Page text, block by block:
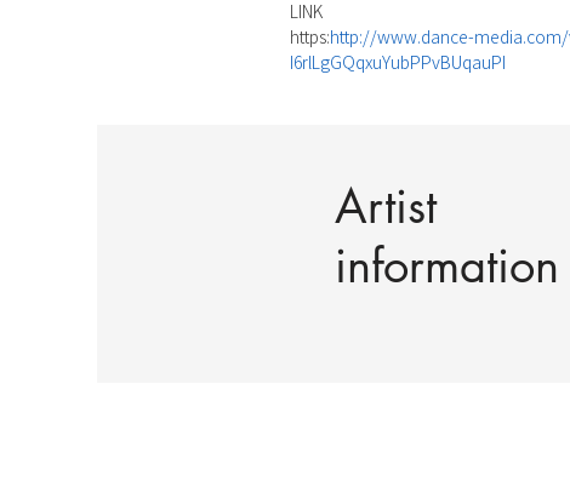
LINK
https: http://www.dance-media.com/
I6rlLgGQqxuYubPPvBUqauPI
Artist
information